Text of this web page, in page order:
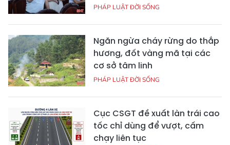
PHÁP LUẬT ĐỜI SỐNG
Ngăn ngừa cháy rừng do thắp
hương, đốt vàng mã tại các
cơ sở tâm linh
PHÁP LUẬT ĐỜI SỐNG
Cục CSGT đề xuất làn trái cao
tốc chỉ dùng để vượt, cấm
chạy liên tục